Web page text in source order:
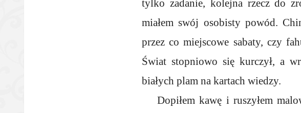
tylko zadanie, kolejna rzecz do
miałem swój osobisty powód.
przez co miejscowe sabaty, czy
Świat stopniowo się kurczył, a
białych plam na kartach wiedzy.
Dopiłem kawę i ruszyłem